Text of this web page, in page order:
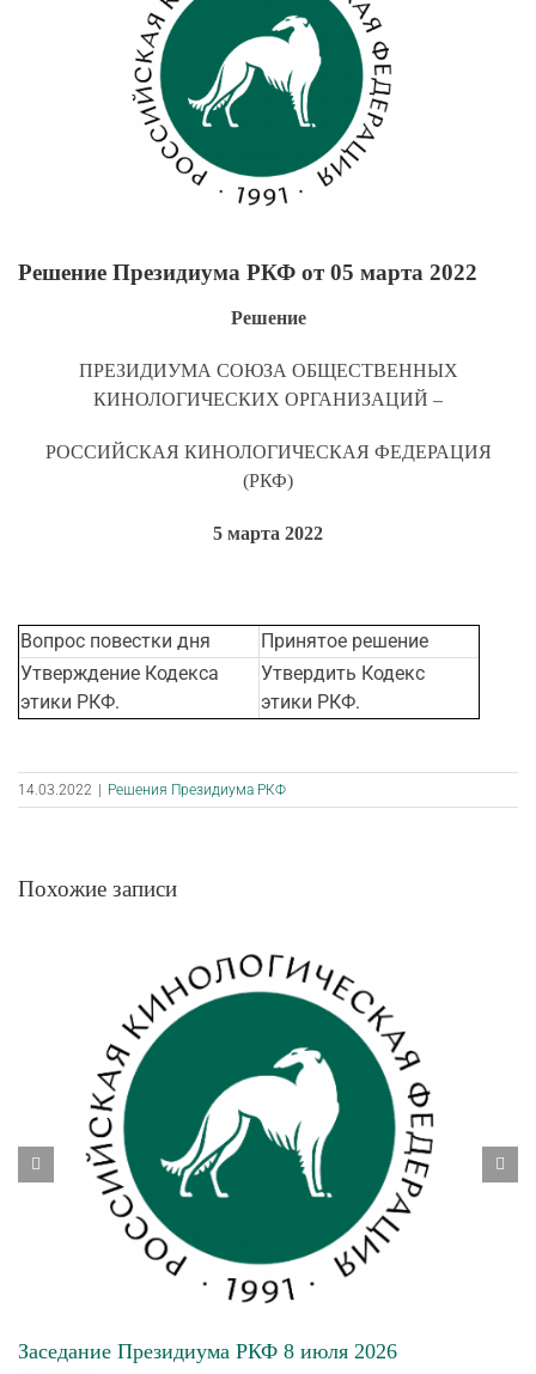
Решение Президиума РКФ от 05 марта 2022
Решение
ПРЕЗИДИУМА СОЮЗА ОБЩЕСТВЕННЫХ
КИНОЛОГИЧЕСКИХ ОРГАНИЗАЦИЙ –
РОССИЙСКАЯ КИНОЛОГИЧЕСКАЯ ФЕДЕРАЦИЯ
(РКФ)
5 марта 2022
Вопрос повестки дня
Принятое решение
Утверждение Кодекса
этики РКФ.
Утвердить Кодекс
этики РКФ.
14.03.2022 Решения Президиума РКФ
Похожие записи
Заседание Президиума РКФ 8 июля 2026